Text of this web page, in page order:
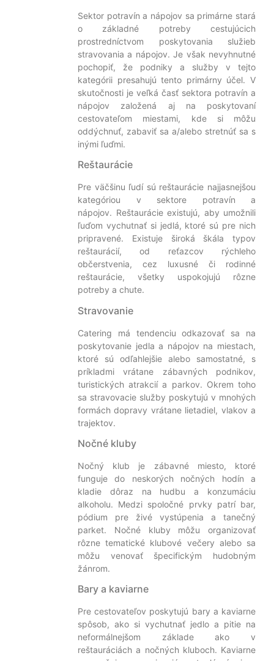
Sektor potravín a nápojov sa primárne stará
o základné potreby cestujúcich
prostredníctvom poskytovania služieb
stravovania a nápojov. Je však nevyhnutné
pochopiť, že podniky a služby v tejto
kategórii presahujú tento primárny účel. V
skutočnosti je veľká časť sektora potravín a
nápojov založená aj na poskytovaní
cestovateľom miestami, kde si môžu
oddýchnuť, zabaviť sa a/alebo stretnúť sa s
inými ľuďmi.
Reštaurácie
Pre väčšinu ľudí sú reštaurácie najjasnejšou
kategóriou v sektore potravín a
nápojov. Reštaurácie existujú, aby umožnili
ľuďom vychutnať si jedlá, ktoré sú pre nich
pripravené. Existuje široká škála typov
reštaurácií, od reťazcov rýchleho
občerstvenia, cez luxusné či rodinné
reštaurácie, všetky uspokojujú rôzne
potreby a chute.
Stravovanie
Catering má tendenciu odkazovať sa na
poskytovanie jedla a nápojov na miestach,
ktoré sú odľahlejšie alebo samostatné, s
príkladmi vrátane zábavných podnikov,
turistických atrakcií a parkov. Okrem toho
sa stravovacie služby poskytujú v mnohých
formách dopravy vrátane lietadiel, vlakov a
trajektov.
Nočné kluby
Nočný klub je zábavné miesto, ktoré
funguje do neskorých nočných hodín a
kladie dôraz na hudbu a konzumáciu
alkoholu. Medzi spoločné prvky patrí bar,
pódium pre živé vystúpenia a tanečný
parket. Nočné kluby môžu organizovať
rôzne tematické klubové večery alebo sa
môžu venovať špecifickým hudobným
žánrom.
Bary a kaviarne
Pre cestovateľov poskytujú bary a kaviarne
spôsob, ako si vychutnať jedlo a pitie na
neformálnejšom základe ako v
reštauráciách a nočných kluboch. Kaviarne